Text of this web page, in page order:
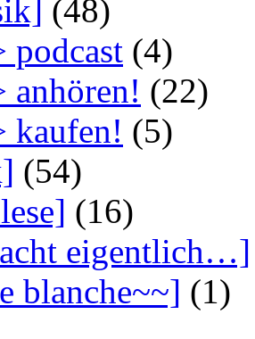
(48)
podcast (4)
anhören! (22)
kaufen! (5)
(54)
(16)
eigentlich…]
blanche~~] (1)